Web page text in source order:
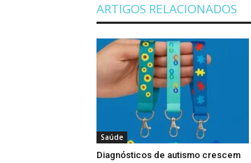
ARTIGOS RELACIONADOS
Saúde
Diagnósticos de autismo crescem